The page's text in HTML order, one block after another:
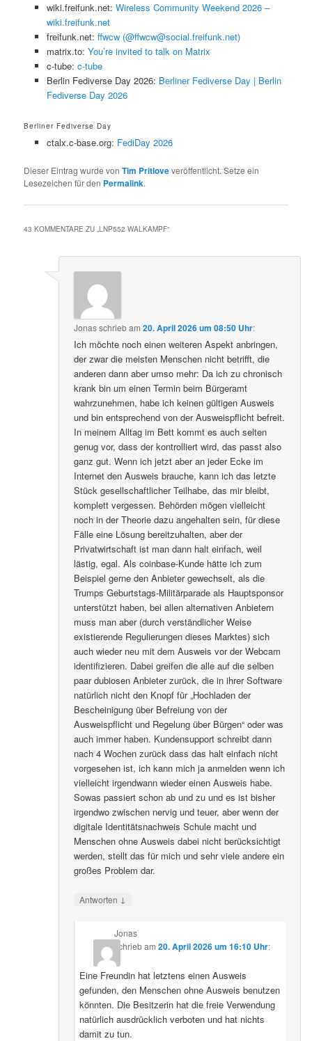
wiki.freifunk.net: Wireless Community Weekend 2026 –
wiki.freifunk.net
freifunk.net: ffwcw (@ffwcw@social.freifunk.net)
matrix.to: You’re invited to talk on Matrix
c-tube: c-tube
Berlin Fediverse Day 2026: Berliner Fediverse Day | Berlin
Fediverse Day 2026
Berliner Fediverse Day
ctalx.c-base.org: FediDay 2026
Dieser Eintrag wurde vonTim Pritloveveröffentlicht. Setze ein
Lesezeichen für den Permalink.
43 KOMMENTARE ZU „LNP552 WALKAMPF“
Jonasschriebam20. April 2026 um 08:50 Uhr:
Ich möchte noch einen weiteren Aspekt anbringen,
der zwar die meisten Menschen nicht betrifft, die
anderen dann aber umso mehr: Da ich zu chronisch
krank bin um einen Termin beim Bürgeramt
wahrzunehmen, habe ich keinen gültigen Ausweis
und bin entsprechend von der Ausweispflicht befreit.
In meinem Alltag im Bett kommt es auch selten
genug vor, dass der kontrolliert wird, das passt also
ganz gut. Wenn ich jetzt aber an jeder Ecke im
Internet den Ausweis brauche, kann ich das letzte
Stück gesellschaftlicher Teilhabe, das mir bleibt,
komplett vergessen. Behörden mögen vielleicht
noch in der Theorie dazu angehalten sein, für diese
Fälle eine Lösung bereitzuhalten, aber der
Privatwirtschaft ist man dann halt einfach, weil
lästig, egal. Als coinbase-Kunde hätte ich zum
Beispiel gerne den Anbieter gewechselt, als die
Trumps Geburtstags-Militärparade als Hauptsponsor
unterstützt haben, bei allen alternativen Anbietern
muss man aber (durch verständlicher Weise
existierende Regulierungen dieses Marktes) sich
auch wieder neu mit dem Ausweis vor der Webcam
identifizieren. Dabei greifen die alle auf die selben
paar dubiosen Anbieter zurück, die in ihrer Software
natürlich nicht den Knopf für „Hochladen der
Bescheinigung über Befreiung von der
Ausweispflicht und Regelung über Bürgen“ oder was
auch immer haben. Kundensupport schreibt dann
nach 4 Wochen zurück dass das halt einfach nicht
vorgesehen ist, ich kann mich ja anmelden wenn ich
vielleicht irgendwann wieder einen Ausweis habe.
Sowas passiert schon ab und zu und es ist bisher
irgendwo zwischen nervig und teuer, aber wenn der
digitale Identitätsnachweis Schule macht und
Menschen ohne Ausweis dabei nicht berücksichtigt
werden, stellt das für mich und sehr viele andere ein
großes Problem dar.
Antworten ↓
Jonas
schriebam 20. April 2026 um 16:10 Uhr:
Eine Freundin hat letztens einen Ausweis
gefunden, den Menschen ohne Ausweis benutzen
könnten. Die Besitzerin hat die freie Verwendung
natürlich ausdrücklich verboten und hat nichts
damit zu tun.